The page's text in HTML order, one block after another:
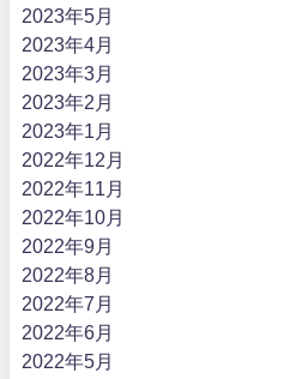
2023年5月
2023年4月
2023年3月
2023年2月
2023年1月
2022年12月
2022年11月
2022年10月
2022年9月
2022年8月
2022年7月
2022年6月
2022年5月